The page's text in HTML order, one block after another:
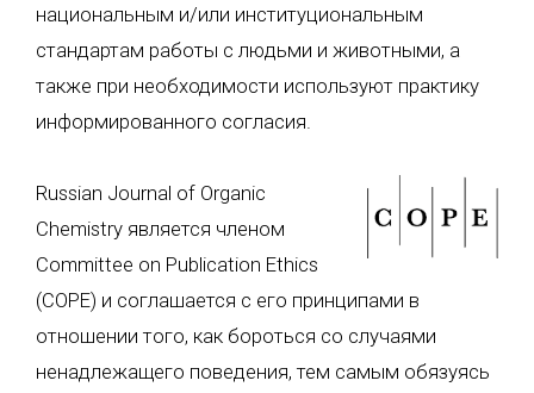
национальным и/или институциональным
стандартам работы с людьми и животными, а
также при необходимости используют практику
информированного согласия.
Russian Journal of Organic
Chemistry является членом
Committee on Publication Ethics
(COPE) и соглашается с его принципами в
отношении того, как бороться со случаями
ненадлежащего поведения, тем самым обязуясь